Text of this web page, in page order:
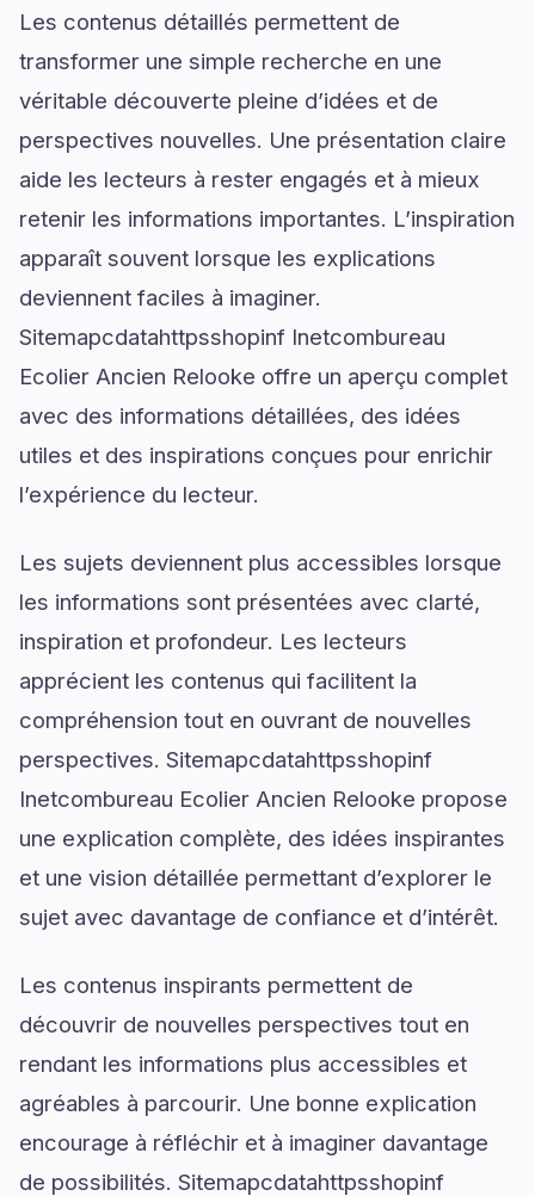
Les contenus détaillés permettent de
transformer une simple recherche en une
véritable découverte pleine d’idées et de
perspectives nouvelles. Une présentation claire
aide les lecteurs à rester engagés et à mieux
retenir les informations importantes. L’inspiration
apparaît souvent lorsque les explications
deviennent faciles à imaginer.
Sitemapcdatahttpsshopinf Inetcombureau
Ecolier Ancien Relooke offre un aperçu complet
avec des informations détaillées, des idées
utiles et des inspirations conçues pour enrichir
l’expérience du lecteur.
Les sujets deviennent plus accessibles lorsque
les informations sont présentées avec clarté,
inspiration et profondeur. Les lecteurs
apprécient les contenus qui facilitent la
compréhension tout en ouvrant de nouvelles
perspectives. Sitemapcdatahttpsshopinf
Inetcombureau Ecolier Ancien Relooke propose
une explication complète, des idées inspirantes
et une vision détaillée permettant d’explorer le
sujet avec davantage de confiance et d’intérêt.
Les contenus inspirants permettent de
découvrir de nouvelles perspectives tout en
rendant les informations plus accessibles et
agréables à parcourir. Une bonne explication
encourage à réfléchir et à imaginer davantage
de possibilités. Sitemapcdatahttpsshopinf